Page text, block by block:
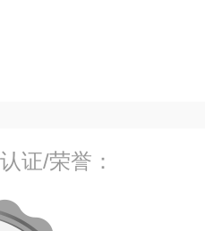
证/荣誉：